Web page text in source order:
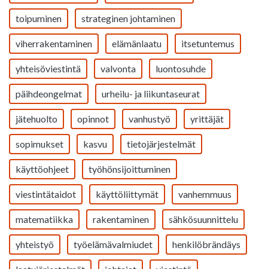
toipuminen strateginen johtaminen
viherrakentaminen elämänlaatu itsetuntemus
yhteisöviestintä valvonta luontosuhde
päihdeongelmat urheilu- ja liikuntaseurat
jätehuolto opinnot vanhustyö yrittäjät
sopimukset kasvu tietojärjestelmät
käyttöohjeet työhönsijoittuminen
viestintätaidot käyttöliittymät vanhemmuus
matematiikka rakentaminen sähkösuunnittelu
yhteistyö työelämävalmiudet henkilöbrändäys